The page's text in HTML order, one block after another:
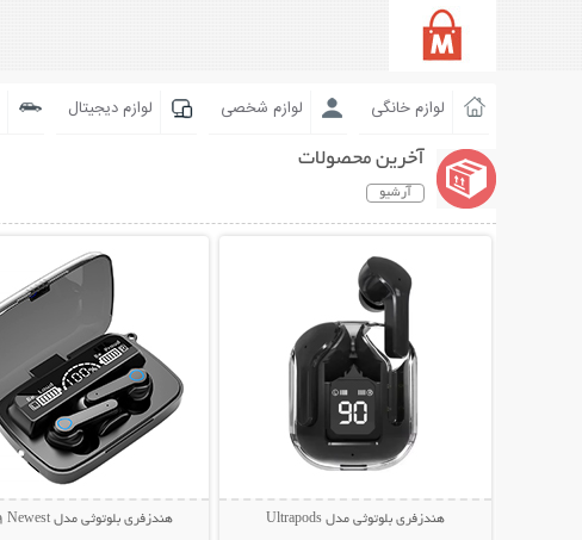
لوازم خانگی لوازم شخصی لوازم دیجیتال
آخرین محصولات
آرشیو
هندزفری بلوتوثی مدل Ultrapods هندزفری بلوتوثی مدل M19 Newest